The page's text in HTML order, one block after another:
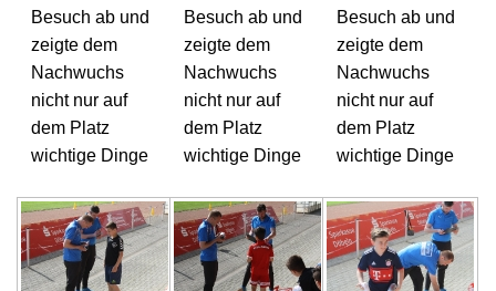
Besuch ab und
zeigte dem
Nachwuchs
nicht nur auf
dem Platz
wichtige Dinge
Besuch ab und
zeigte dem
Nachwuchs
nicht nur auf
dem Platz
wichtige Dinge
Besuch ab und
zeigte dem
Nachwuchs
nicht nur auf
dem Platz
wichtige Dinge